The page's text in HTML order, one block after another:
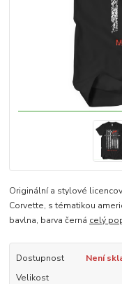
Originální a stylové
Corvette, s tématikou
bavlna, barva černá celý
Dostupnost
Není
Velikost